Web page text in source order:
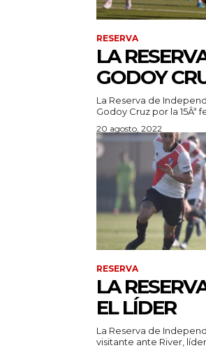
RESERVA
LA
GODOY
La Reserva de
Godoy Cruz por la 15Âª
20 agosto, 2022
RESERVA
LA
EL LÍDER
La Reserva de
visitante ante River,